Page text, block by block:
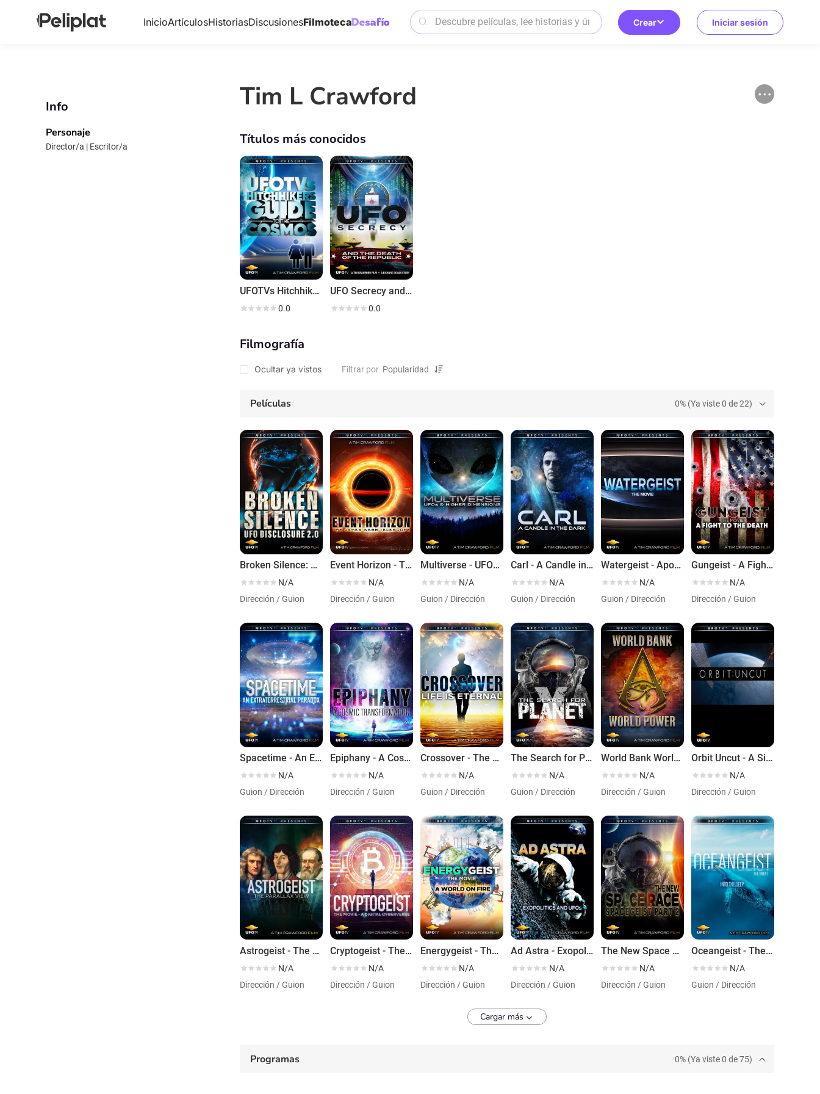
InicioArtículosHistoriasDiscusionesFilmoteca Crear Iniciar sesión
Info
Personaje
Director/a | Escritor/a
Tim L Crawford
Títulos más conocidos
UFOTVs Hitchhikers Guide to the Cosmos
0.0
UFO Secrecy and the Death of the Republic
0.0
Filmografía
Ocultar ya vistos Filtrar por
Películas 0% (Ya viste 0 de 22)
Broken Silence: UFO Disclosure 2.0
N/A
Dirección / Guion
Event Horizon - The James Webb Space Telescope
N/A
Dirección / Guion
Multiverse - UFOs & Higher Dimensions
N/A
Guion / Dirección
Carl - A Candle in the Dark - The Movie
N/A
Guion / Dirección
Watergeist - Apocalypse Now - The Movie
N/A
Guion / Dirección
Gungeist - A Fight to the Death
N/A
Dirección / Guion
Spacetime - An Extraterrestrial Paradox
N/A
Guion / Dirección
Epiphany - A Cosmic Transformation
N/A
Dirección / Guion
Crossover - The Movie - Life is Eternal
N/A
Guion / Dirección
The Search for Planet X - The 3-Hour Movie Epic
N/A
Guion / Dirección
World Bank World Power - The Movie
N/A
Dirección / Guion
Orbit Uncut - A Single Orbit of Earth in Real Time
N/A
Dirección / Guion
Astrogeist - The Parallax View
N/A
Dirección / Guion
Cryptogeist - The Movie - A Digital Cyberverse
N/A
Dirección / Guion
Energygeist - The Movie - A World on Fire
N/A
Dirección / Guion
Ad Astra - Exopolitics & UFOs
N/A
Dirección / Guion
The New Space Race - The Movie - The Moon, Mars and Beyond
N/A
Dirección / Guion
Oceangeist - The Movie - Below the Surface
N/A
Guion / Dirección
Cargar más
Programas 0% (Ya viste 0 de 75)